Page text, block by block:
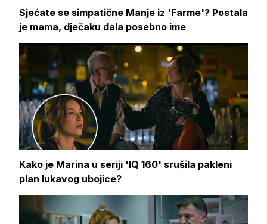
Sjećate se simpatične Manje iz 'Farme'? Postala
je mama, dječaku dala posebno ime
Kako je Marina u seriji 'IQ 160' srušila pakleni
plan lukavog ubojice?